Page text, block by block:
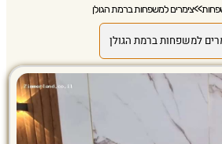
>>צימרים למשפחות ברמת הגולן